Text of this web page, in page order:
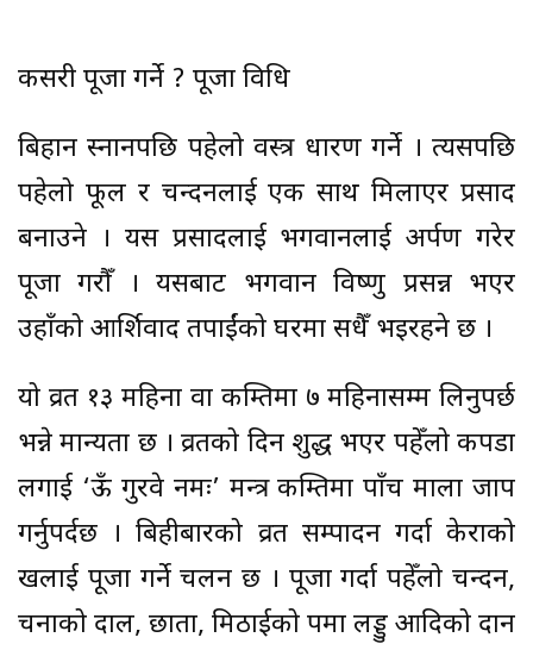
कसरी पूजा गर्ने ? पूजा विधि
बिहान स्नानपछि पहेलो वस्त्र धारण गर्ने । त्यसपछि
पहेलो फूल र चन्दनलाई एक साथ मिलाएर प्रसाद
बनाउने । यस प्रसादलाई भगवानलाई अर्पण गरेर
पूजा गरौँ । यसबाट भगवान विष्णु प्रसन्न भएर
उहाँको आर्शिवाद तपाईंको घरमा सधैँ भइरहने छ ।
यो व्रत १३ महिना वा कम्तिमा ७ महिनासम्म लिनुपर्छ
भन्ने मान्यता छ । व्रतको दिन शुद्ध भएर पहेँलो कपडा
लगाई ‘ऊँ गुरवे नमः’ मन्त्र कम्तिमा पाँच माला जाप
गर्नुपर्दछ । बिहीबारको व्रत सम्पादन गर्दा केराको
रुखलाई पूजा गर्ने चलन छ । पूजा गर्दा पहेँलो चन्दन,
चनाको दाल, छाता, मिठाईको रुपमा लड्डु आदिको दान